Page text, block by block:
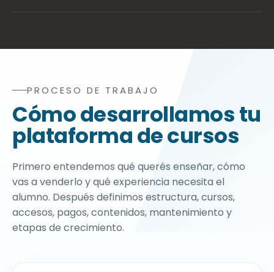
Proceso de desarrollo de plataforma para vender
PROCESO DE TRABAJO
Cómo desarrollamos tu
plataforma de cursos
Primero entendemos qué querés enseñar, cómo
vas a venderlo y qué experiencia necesita el
alumno. Después definimos estructura, cursos,
accesos, pagos, contenidos, mantenimiento y
etapas de crecimiento.